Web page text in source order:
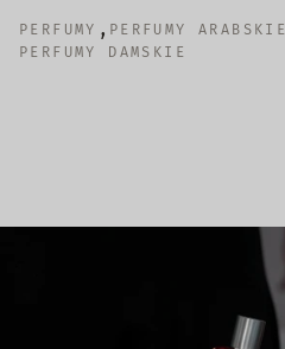
PERFUMY , PERFUMY ARABSKIE
PERFUMY DAMSKIE